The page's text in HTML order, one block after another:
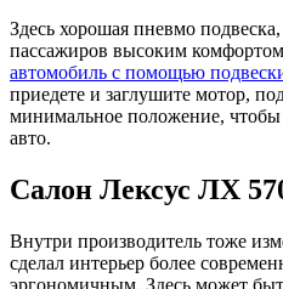
Здесь хорошая пневмо
пассажиров высоким
автомобиль с помощью
приедете и заглушите мотор,
минимальное положение,
авто.
Салон Лексус ЛХ
Внутри производитель тоже
сделал интерьер более
эргономичным. Здесь может